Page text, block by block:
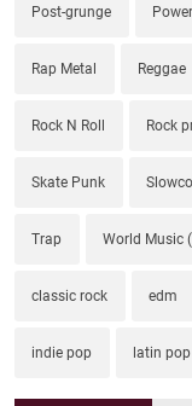
Post-grunge
Rap Metal Reggae
Rock N Roll Rock
Skate Punk
Trap World Music
classic rock edm
indie pop latin pop